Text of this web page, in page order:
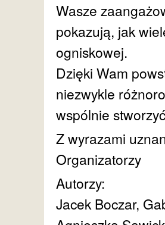
Wasze
pokazują, jak
ogniskowej.
Dzięki Wam
niezwykle
wspólnie
Z wyrazami
Organizatorzy
Autorzy:
Jacek Boczar,